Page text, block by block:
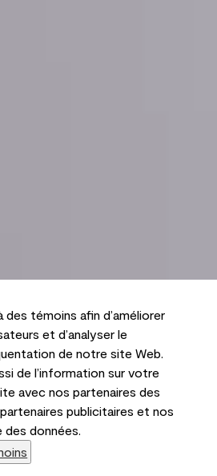
témoins afin d’améliorer
et d’analyser le
de notre site Web.
de l’information sur votre
avec nos partenaires des
publicitaires et nos
des données.